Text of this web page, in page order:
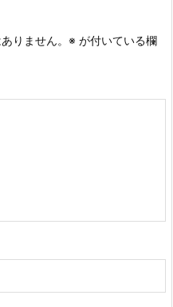
りません。 ※ が付いている欄